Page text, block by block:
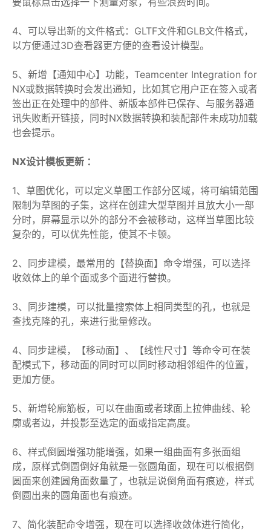
4、可以导出新的文件格式：GLTF文件和GLB文件格式，
以方便通过3D查看器更方便的查看设计模型。
5、新增【通知中心】功能，Teamcenter Integration for
NX或数据转换时会发出通知，比如其它用户正在签入或者
签出正在处理中的部件、新版本部件已保存、与服务器通
讯失败断开链接，同时NX数据转换和装配部件未成功加载
也会提示。
NX设计模板更新 ：
1、草图优化，可以定义草图工作部分区域，将可编辑范围
限制为草图的子集，这样在创建大型草图并且放大小一部
分时，屏幕显示以外的部分不会被移动，这样当草图比较
复杂的，可以优先性能，使其不卡顿。
2、同步建模，最常用的【替换面】命令增强，可以选择
收敛体上的单个面或多个面进行替换。
3、同步建模，可以批量搜索体上相同类型的孔，也就是
查找克隆的孔，来进行批量修改。
4、同步建模，【移动面】、【线性尺寸】等命令可在装
配模式下，移动面的同时可以同时移动相邻组件的位置，
更加方便。
5、新增轮廓筋板，可以在曲面或者球面上拉伸曲线、轮
廓或者边，并投影至选定的面或指定高度。
6、样式倒圆增强功能增强，如果一组曲面有多张面组
成，原样式倒圆倒好角就是一张圆角面，现在可以根据倒
圆面来创建圆角面数量了，也就是说倒角面有痕迹，样式
倒圆出来的圆角面也有痕迹。
7、简化装配命令增强，现在可以选择收敛体进行简化，